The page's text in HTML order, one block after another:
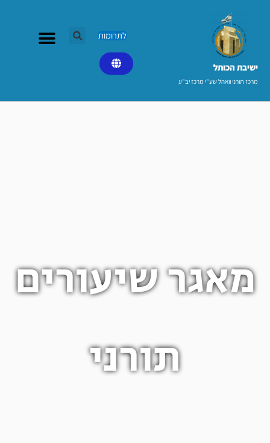
ישיבת הכותל​
מרכז תורני וואהל שע"י מרכז יב"ע
לתרומות
מאגר שיעורים
תורני